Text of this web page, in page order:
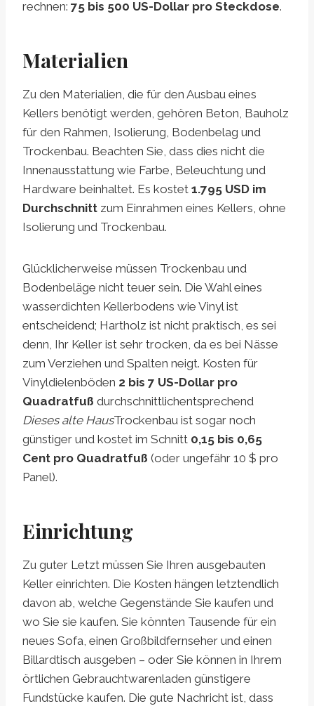
rechnen: 75 bis 500 US-Dollar pro Steckdose.
Materialien
Zu den Materialien, die für den Ausbau eines
Kellers benötigt werden, gehören Beton, Bauholz
für den Rahmen, Isolierung, Bodenbelag und
Trockenbau. Beachten Sie, dass dies nicht die
Innenausstattung wie Farbe, Beleuchtung und
Hardware beinhaltet. Es kostet 1.795 USD im
Durchschnitt zum Einrahmen eines Kellers, ohne
Isolierung und Trockenbau.
Glücklicherweise müssen Trockenbau und
Bodenbeläge nicht teuer sein. Die Wahl eines
wasserdichten Kellerbodens wie Vinyl ist
entscheidend; Hartholz ist nicht praktisch, es sei
denn, Ihr Keller ist sehr trocken, da es bei Nässe
zum Verziehen und Spalten neigt. Kosten für
Vinyldielenböden 2 bis 7 US-Dollar pro
Quadratfuß durchschnittlichentsprechend
Dieses alte HausTrockenbau ist sogar noch
günstiger und kostet im Schnitt 0,15 bis 0,65
Cent pro Quadratfuß (oder ungefähr 10 $ pro
Panel).
Einrichtung
Zu guter Letzt müssen Sie Ihren ausgebauten
Keller einrichten. Die Kosten hängen letztendlich
davon ab, welche Gegenstände Sie kaufen und
wo Sie sie kaufen. Sie könnten Tausende für ein
neues Sofa, einen Großbildfernseher und einen
Billardtisch ausgeben – oder Sie können in Ihrem
örtlichen Gebrauchtwarenladen günstigere
Fundstücke kaufen. Die gute Nachricht ist, dass